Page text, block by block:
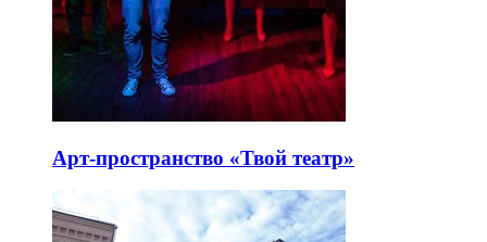
Арт-пространство «Твой театр»